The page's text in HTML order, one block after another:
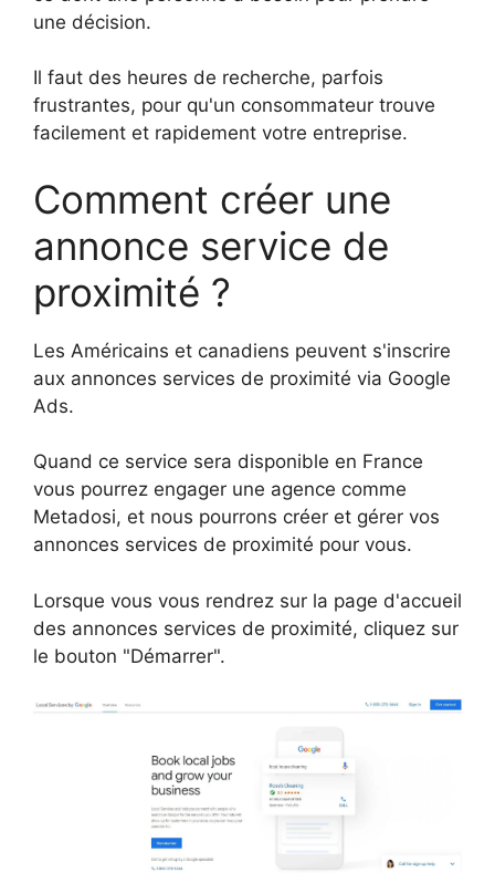
une décision.
Il faut des heures de recherche, parfois
frustrantes, pour qu'un consommateur trouve
facilement et rapidement votre entreprise.
Comment créer une
annonce service de
proximité ?
Les Américains et canadiens peuvent s'inscrire
aux annonces services de proximité via Google
Ads.
Quand ce service sera disponible en France
vous pourrez engager une agence comme
Metadosi, et nous pourrons créer et gérer vos
annonces services de proximité pour vous.
Lorsque vous vous rendrez sur la page d'accueil
des annonces services de proximité, cliquez sur
le bouton "Démarrer".